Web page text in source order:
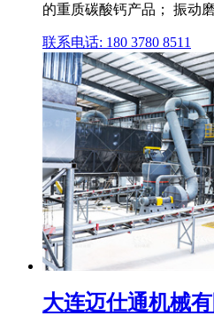
的重质碳酸钙产品； 振动
联系电话: 180 3780 8511
大连迈仕通机械